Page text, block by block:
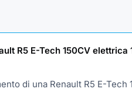
R5 E-Tech 150CV elettrica
di una Renault R5 E-